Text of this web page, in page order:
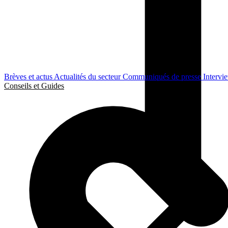
Brèves et actus Actualités du secteurCommuniqués de presse
Conseils et Guides